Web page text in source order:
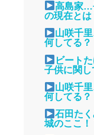
高島家…
の現在とは
山咲千
何してる？
ビート
子供に関し
山咲千
何してる？
石田た
城のここ！